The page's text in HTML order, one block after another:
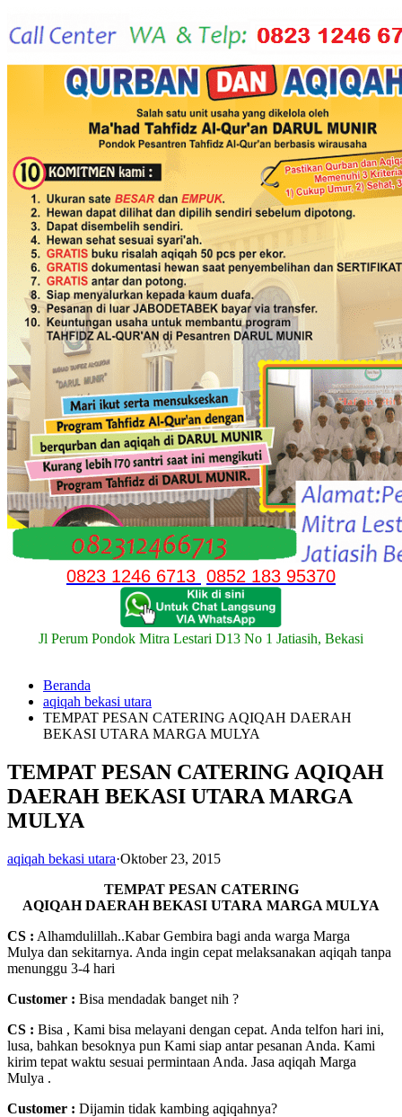
ke
konten
0823 1246 6713 0852 183 95370
Jl Perum Pondok Mitra Lestari D13 No 1 Jatiasih, Bekasi
Beranda
aqiqah bekasi utara
TEMPAT PESAN CATERING AQIQAH DAERAH
BEKASI UTARA MARGA MULYA
TEMPAT PESAN CATERING AQIQAH
DAERAH BEKASI UTARA MARGA
MULYA
aqiqah bekasi utara·Oktober 23, 2015
TEMPAT PESAN CATERING
AQIQAH DAERAH BEKASI UTARA MARGA MULYA
CS : Alhamdulillah..Kabar Gembira bagi anda warga Marga
Mulya dan sekitarnya. Anda ingin cepat melaksanakan aqiqah tanpa
menunggu 3-4 hari
Customer : Bisa mendadak banget nih ?
CS : Bisa , Kami bisa melayani dengan cepat. Anda telfon hari ini,
lusa, bahkan besoknya pun Kami siap antar pesanan Anda. Kami
kirim tepat waktu sesuai permintaan Anda. Jasa aqiqah Marga
Mulya .
Customer : Dijamin tidak kambing aqiqahnya?